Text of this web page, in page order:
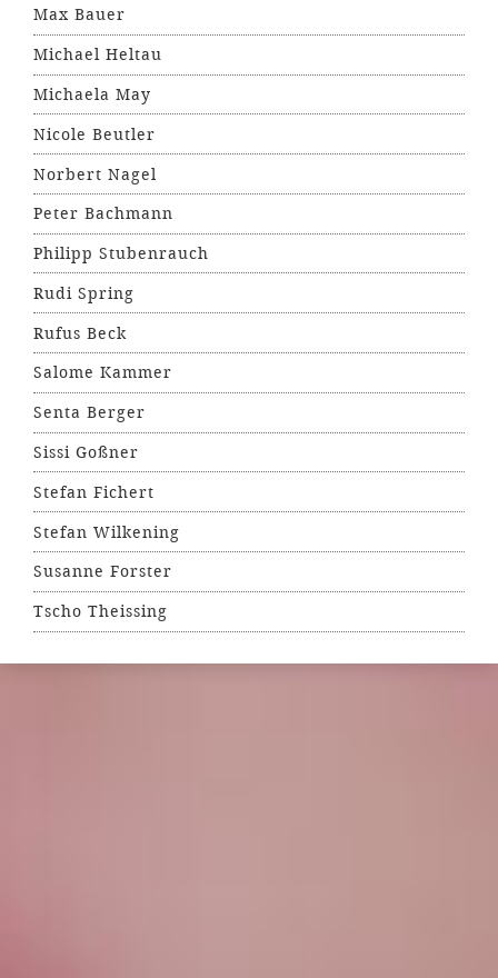
Max Bauer
Michael Heltau
Michaela May
Nicole Beutler
Norbert Nagel
Peter Bachmann
Philipp Stubenrauch
Rudi Spring
Rufus Beck
Salome Kammer
Senta Berger
Sissi Goßner
Stefan Fichert
Stefan Wilkening
Susanne Forster
Tscho Theissing